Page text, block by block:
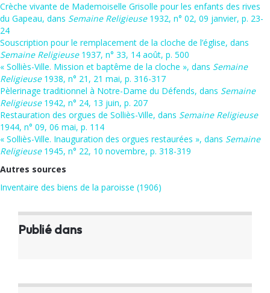
Crèche vivante de Mademoiselle Grisolle pour les enfants des rives
du Gapeau, dans Semaine Religieuse1932, n° 02, 09 janvier, p. 23-
24
Souscription pour le remplacement de la cloche de l’église, dans
Semaine Religieuse1937, n° 33, 14 août, p. 500
« Solliès-Ville. Mission et baptême de la cloche », dans Semaine
Religieuse1938, n° 21, 21 mai, p. 316-317
Pèlerinage traditionnel à Notre-Dame du Défends, dans Semaine
Religieuse1942, n° 24, 13 juin, p. 207
Restauration des orgues de Solliès-Ville, dans Semaine Religieuse
1944, n° 09, 06 mai, p. 114
« Solliès-Ville. Inauguration des orgues restaurées », dans Semaine
Religieuse1945, n° 22, 10 novembre, p. 318-319
Autres sources
Inventaire des biens de la paroisse (1906)
Publié dans